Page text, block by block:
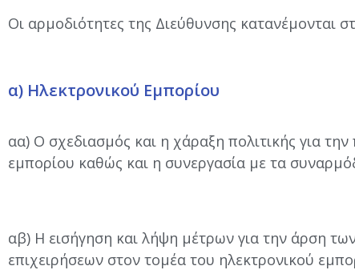
Οι αρμοδιότητες της Διεύθυνσης κατανέμονται
α) Ηλεκτρονικού Εμπορίου
αα) Ο σχεδιασμός και η χάραξη πολιτικής για
εμπορίου καθώς και η συνεργασία με τα
αβ) Η εισήγηση και λήψη μέτρων για την άρση
επιχειρήσεων στον τομέα του ηλεκτρονικού